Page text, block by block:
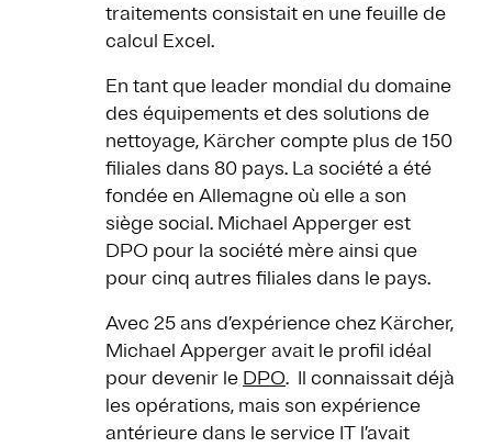
traitements consistait en une feuille de
calcul Excel.
En tant que leader mondial du domaine
des équipements et des solutions de
nettoyage, Kärcher compte plus de 150
filiales dans 80 pays. La société a été
fondée en Allemagne où elle a son
siège social. Michael Apperger est
DPO pour la société mère ainsi que
pour cinq autres filiales dans le pays.
Avec 25 ans d’expérience chez Kärcher,
Michael Apperger avait le profil idéal
pour devenir le DPO. Il connaissait déjà
les opérations, mais son expérience
antérieure dans le service IT l’avait